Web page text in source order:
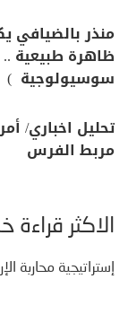
منذر بالضيافي
ظاهرة طبيعية
سوسيولوجية )
تحليل اخباري/
مربط الفرس
الأكثر قراءة
إستراتيجية